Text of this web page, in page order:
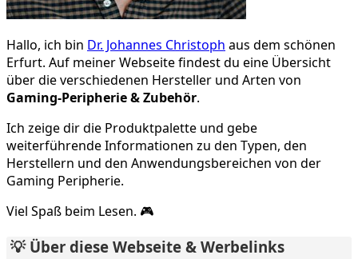
Hallo, ich bin Dr. Johannes Christoph aus dem schönen
Erfurt. Auf meiner Webseite findest du eine Übersicht
über die verschiedenen Hersteller und Arten von
Gaming-Peripherie & Zubehör.
Ich zeige dir die Produktpalette und gebe
weiterführende Informationen zu den Typen, den
Herstellern und den Anwendungsbereichen von der
Gaming Peripherie.
Viel Spaß beim Lesen. 🎮
💡 Über diese Webseite & Werbelinks